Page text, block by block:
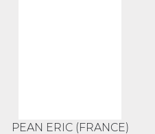
PEAN ERIC (FRANCE)